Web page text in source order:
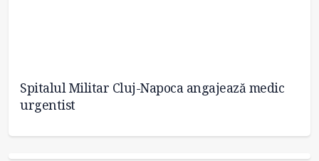
Spitalul Militar Cluj-Napoca angajează medic
urgentist